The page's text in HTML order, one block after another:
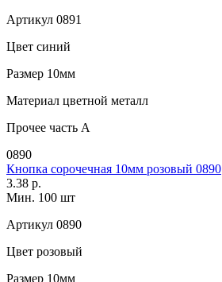
Артикул 0891
Цвет синий
Размер 10мм
Материал цветной металл
Прочее часть A
0890
Кнопка сорочечная 10мм розовый 0890
3.38 р.
Мин. 100 шт
Артикул 0890
Цвет розовый
Размер 10мм